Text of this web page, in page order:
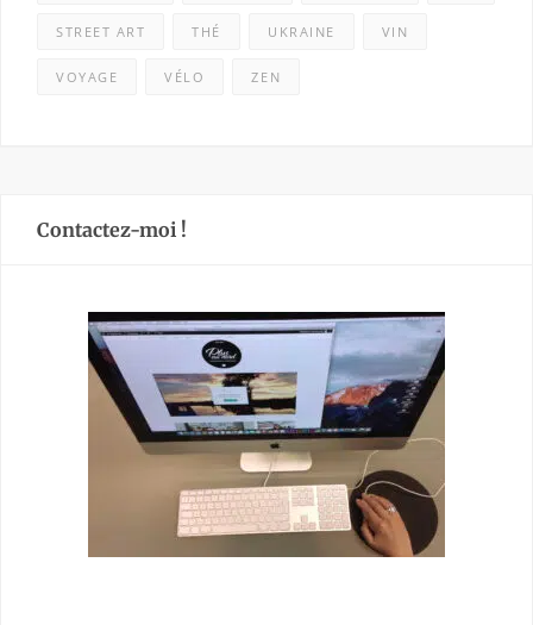
STREET ART THÉ UKRAINE VIN
VOYAGE VÉLO ZEN
Contactez-moi !